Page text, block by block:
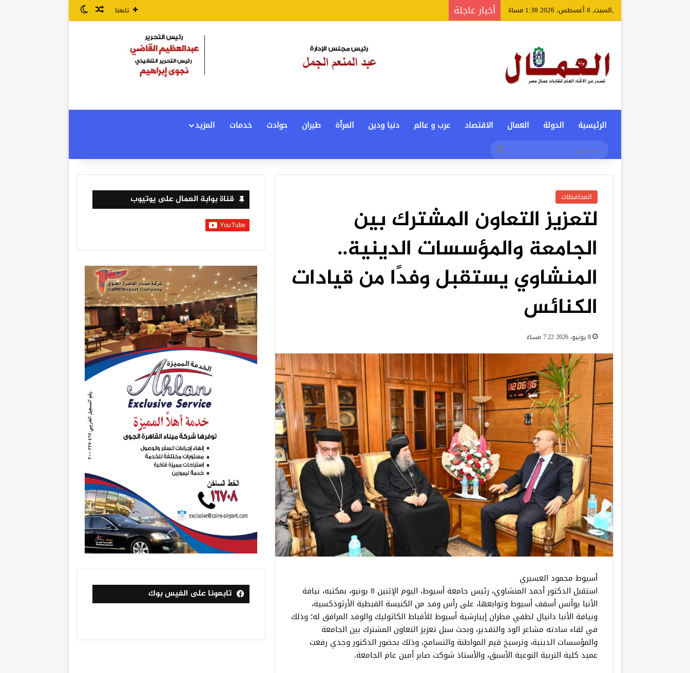
,السبت, 8 أغسطس، 2026 1:38 مساءً أخبار عاجلة تابعنا مقال عشوائي
الوضع المظلم
الرئيسية الدولة العمال الاقتصاد عرب و عالم دنيا ودين المرأة طيران حوادث خدمات
المزيد
المحافظات
لتعزيز التعاون المشترك بين
الجامعة والمؤسسات الدينية..
المنشاوي يستقبل وفدًا من قيادات
الكنائس
8 يونيو، 2026 7:22 مساءً
أسيوط محمود العسيري
استقبل الدكتور أحمد المنشاوي، رئيس جامعة أسيوط، اليوم الإثنين 8 يونيو، بمكتبه، نيافة
الأنبا يوأنس أسقف أسيوط وتوابعها، على رأس وفد من الكنيسة القبطية الأرثوذكسية،
ونيافة الأنبا دانيال لطفي مطران إيبارشية أسيوط للأقباط الكاثوليك والوفد المرافق له؛ وذلك
في لقاء سادته مشاعر الود والتقدير، وبحث سبل تعزيز التعاون المشترك بين الجامعة
والمؤسسات الدينية، وترسيخ قيم المواطنة والتسامح، وذلك بحضور الدكتور وجدي رفعت
عميد كلية التربية النوعية الأسبق، والأستاذ شوكت صابر أمين عام الجامعة.
قناة بوابة العمال على يوتيوب
تابعونا على الفيس بوك